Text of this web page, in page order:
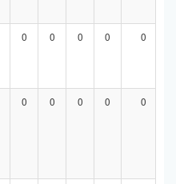
0 0 0 0 0
0 0 0 0 0